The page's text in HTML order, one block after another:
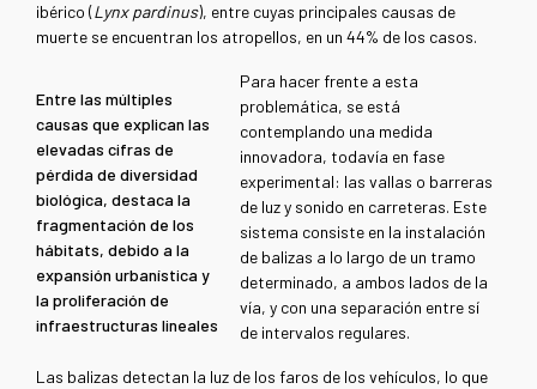
ibérico (Lynx pardinus), entre cuyas principales causas de
muerte se encuentran los atropellos, en un 44% de los casos.
Entre las múltiples
causas que explican las
elevadas cifras de
pérdida de diversidad
biológica, destaca la
fragmentación de los
hábitats, debido a la
expansión urbanística y
la proliferación de
infraestructuras lineales
Para hacer frente a esta
problemática, se está
contemplando una medida
innovadora, todavía en fase
experimental: las vallas o barreras
de luz y sonido en carreteras. Este
sistema consiste en la instalación
de balizas a lo largo de un tramo
determinado, a ambos lados de la
vía, y con una separación entre sí
de intervalos regulares.
Las balizas detectan la luz de los faros de los vehículos, lo que